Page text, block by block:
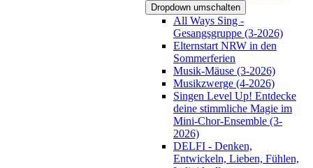
Dropdown umschalten
All Ways Sing -
Gesangsgruppe (3-2026)
Elternstart NRW in den
Sommerferien
Musik-Mäuse (3-2026)
Musikzwerge (4-2026)
Singen Level Up! Entdecke
deine stimmliche Magie im
Mini-Chor-Ensemble (3-
2026)
DELFI - Denken,
Entwickeln, Lieben, Fühlen,